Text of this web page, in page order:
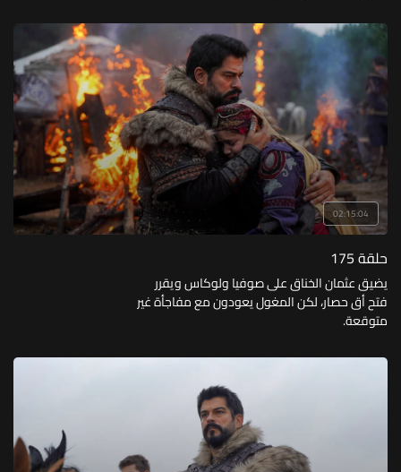
02:15:04
حلقة 175
يضيق عثمان الخناق على صوفيا ولوكاس ويقرر
فتح أق حصار، لكن المغول يعودون مع مفاجأة غير
متوقعة.